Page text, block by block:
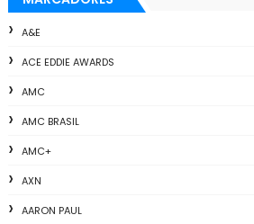
A&E
ACE EDDIE AWARDS
AMC
AMC BRASIL
AMC+
AXN
AARON PAUL